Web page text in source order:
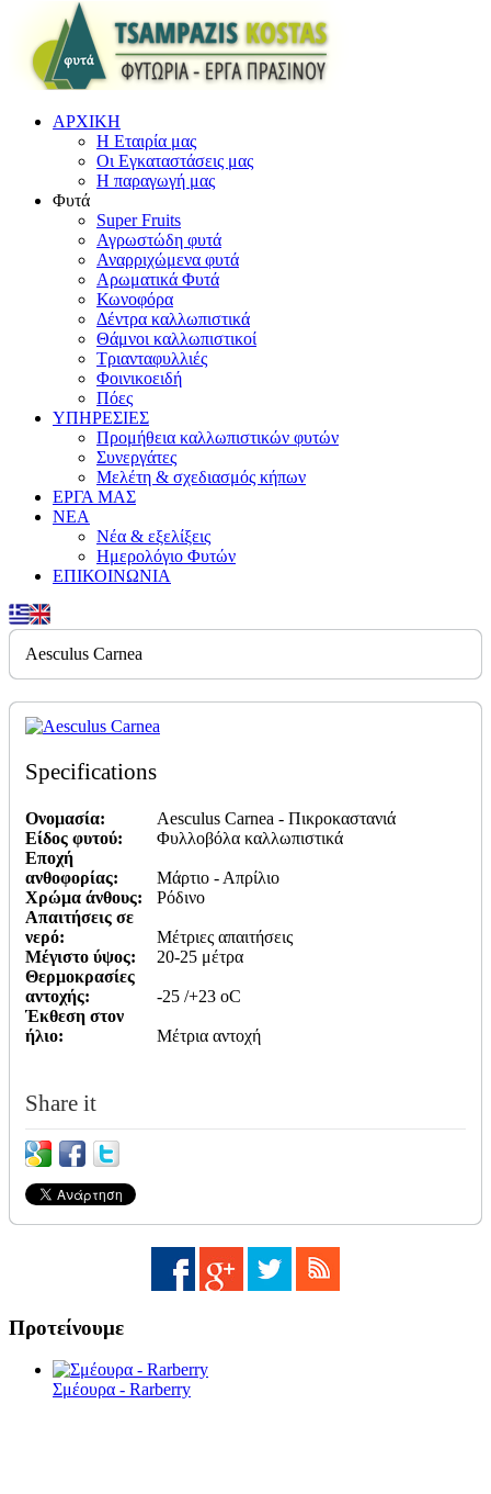
ΑΡΧΙΚΗ
Η Εταιρία μας
Οι Εγκαταστάσεις μας
Η παραγωγή μας
Φυτά
Super Fruits
Αγρωστώδη φυτά
Αναρριχώμενα φυτά
Αρωματικά Φυτά
Κωνοφόρα
Δέντρα καλλωπιστικά
Θάμνοι καλλωπιστικοί
Τριανταφυλλιές
Φοινικοειδή
Πόες
ΥΠΗΡΕΣΙΕΣ
Προμήθεια καλλωπιστικών φυτών
Συνεργάτες
Μελέτη & σχεδιασμός κήπων
ΕΡΓΑ ΜΑΣ
ΝΕΑ
Νέα & εξελίξεις
Ημερολόγιο Φυτών
ΕΠΙΚΟΙΝΩΝΙΑ
Aesculus Carnea
Specifications
Ονομασία:
Aesculus Carnea - Πικροκαστανιά
Είδος φυτού:
Φυλλοβόλα καλλωπιστικά
Εποχή
ανθοφορίας:
Μάρτιο - Απρίλιο
Χρώμα άνθους:
Ρόδινο
Απαιτήσεις σε
νερό:
Μέτριες απαιτήσεις
Μέγιστο ύψος:
20-25 μέτρα
Θερμοκρασίες
αντοχής:
-25 /+23 οC
Έκθεση στον
ήλιο:
Μέτρια αντοχή
Share it
Προτείνουμε
Σμέουρα - Rarberry